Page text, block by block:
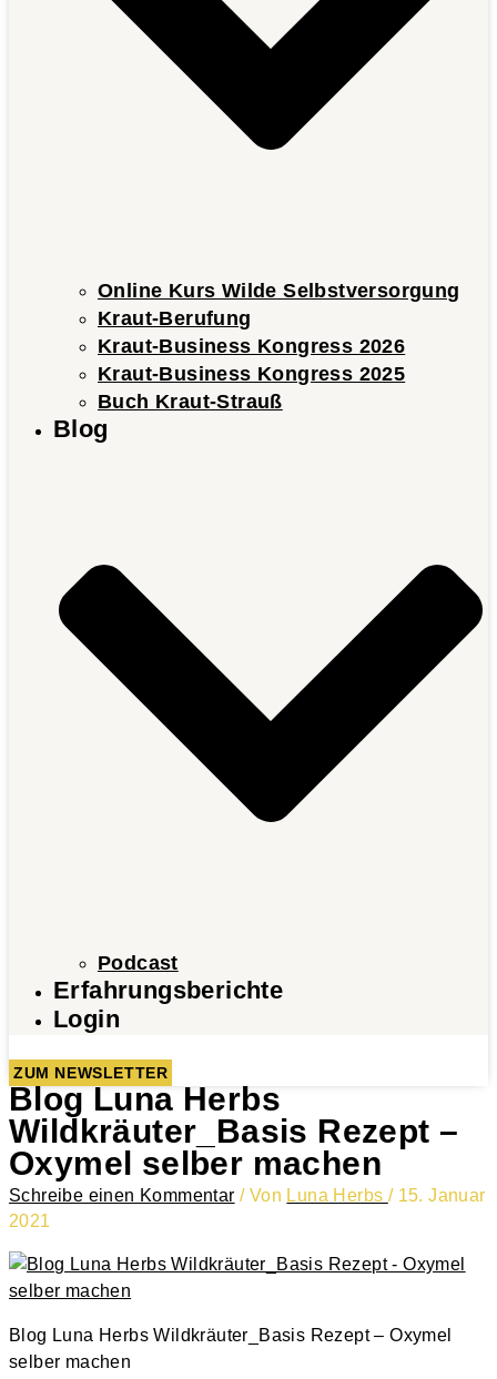
Online Kurs Wilde Selbstversorgung
Kraut-Berufung
Kraut-Business Kongress 2026
Kraut-Business Kongress 2025
Buch Kraut-Strauß
Blog
Podcast
Erfahrungsberichte
Login
ZUM NEWSLETTER
Blog Luna Herbs
Wildkräuter_Basis Rezept –
Oxymel selber machen
Schreibe einen Kommentar / Von Luna Herbs / 15. Januar
2021
Blog Luna Herbs Wildkräuter_Basis Rezept – Oxymel
selber machen